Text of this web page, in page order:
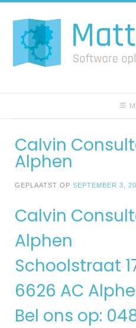
naar
inhoud
Calvin
Alphen
GEPLAATST OP SEPTEMBER 3,
Calvin
Alphen
Schoolstraat
6626 AC
Bel ons op: